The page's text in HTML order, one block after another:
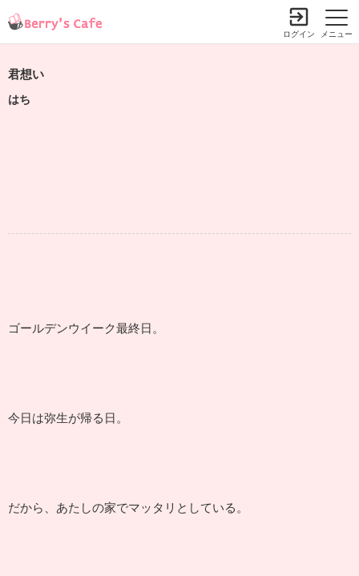
メニュー
ログイン
君想い
はち
ゴールデンウイーク最終日。
今日は弥生が帰る日。
だから、あたしの家でマッタリとしている。